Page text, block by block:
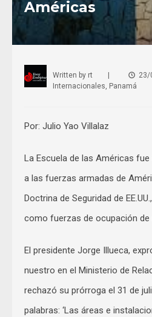
Américas
Written by rt 23/
Internacionales, Panamá
Por: Julio Yao Villalaz
La Escuela de las Américas
a las fuerzas armadas de
Doctrina de Seguridad de
como fuerzas de ocupación de
El presidente Jorge Illueca,
nuestro en el Ministerio de
rechazó su prórroga el 31 de
palabras: ‘Las áreas e